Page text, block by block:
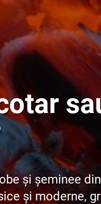
și șeminee din
și moderne,